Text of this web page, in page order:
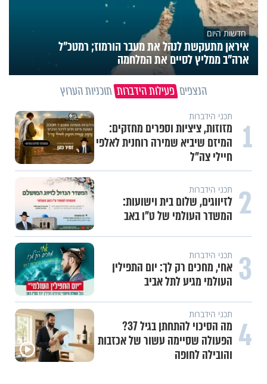
חדשות היום
איראן מתעקשת לנהל את מעבר הורמוז; רמטכ"ל
ארה"ב ממליץ לסיים את המלחמה
הנצפים פעילות הידברות תוכניות הערוץ
1 תכני הידברות
מזוזות, ציציות וספרים מחזקים:
המיזם שיביא שמירה רוחנית לאלפי
חיילי צה"ל
2 תכני הידברות
לזיווגים, שלום בית וישועות:
המשדר העולמי של ט"ו באב
3 תכני הידברות
אחי, מחכים רק לך: יום התפילין
העולמי מגיע לתל אביב
4 תכני הידברות
מה הסיכוי להתחתן בגיל 37?
הפעולה שסיימה עשור של אכזבות
והובילה לחופה